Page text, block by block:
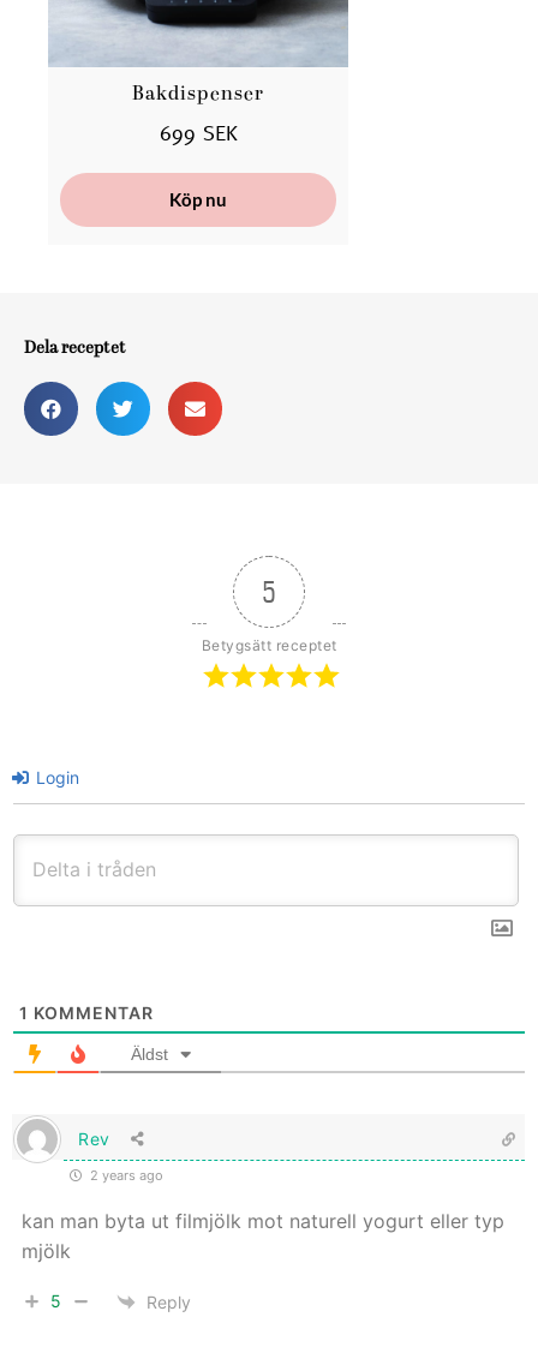
Bakdispenser
699 SEK
Köp nu
Dela receptet
5
Betygsätt receptet
Login
1 KOMMENTAR
Äldst
Rev
2 years ago
kan man byta ut filmjölk mot naturell yogurt eller typ
mjölk
5 Reply